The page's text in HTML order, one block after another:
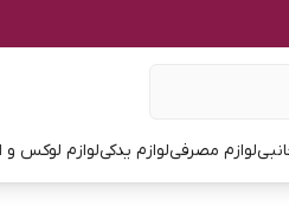
لوازم مصرفیلوازم یدکیلوازم لوکس و